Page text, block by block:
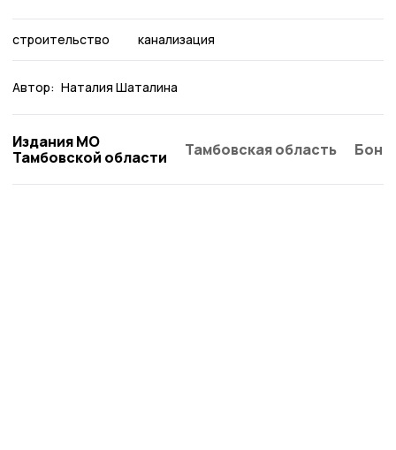
строительство канализация
Автор: Наталия Шаталина
Издания МО
Тамбовской области
Тамбовская область